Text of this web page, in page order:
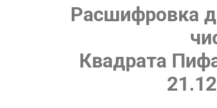
Расшифровка
Квадрата